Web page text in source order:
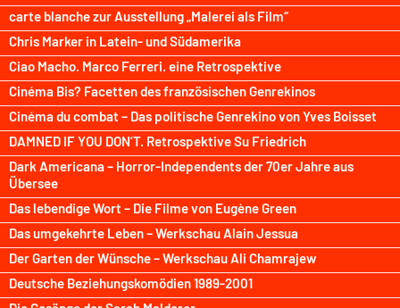
carte blanche zur Ausstellung „Malerei als Film“
Chris Marker in Latein- und Südamerika
Ciao Macho. Marco Ferreri. eine Retrospektive
Cinéma Bis? Facetten des französischen Genrekinos
Cinéma du combat – Das politische Genrekino von Yves Boisset
DAMNED IF YOU DON’T. Retrospektive Su Friedrich
Dark Americana – Horror-Independents der 70er Jahre aus
Übersee
Das lebendige Wort – Die Filme von Eugène Green
Das umgekehrte Leben – Werkschau Alain Jessua
Der Garten der Wünsche – Werkschau Ali Chamrajew
Deutsche Beziehungskomödien 1989-2001